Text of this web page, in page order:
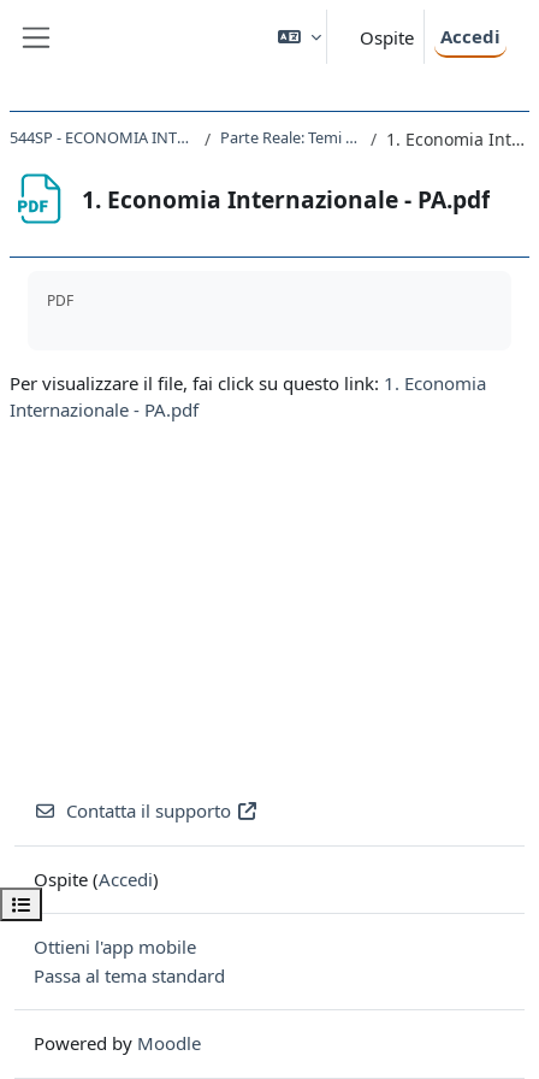
Ospite Accedi
Apri indice del corso
544SP - ECONOMIA INTERNAZIONALE 2023 - 2024 Parte Reale: Temi d'esame AA 2016-2017 1. Economia Internazionale - PA.pdf
1. Economia Internazionale - PA.pdf
PDF
Per visualizzare il file, fai click su questo link: 1. Economia
Internazionale - PA.pdf
Contatta il supporto
Ospite (Accedi)
Ottieni l'app mobile
Passa al tema standard
Powered by Moodle